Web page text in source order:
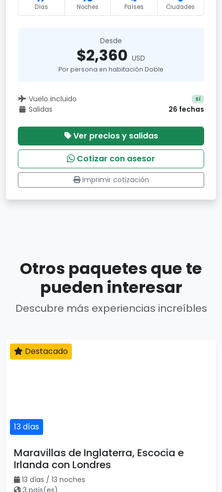
Días Noches Países Ciudades
Desde
$2,360 USD
Por persona en habitación Doble
Vuelo incluido Sí
Salidas 26 fechas
Ver precios y salidas
Cotizar con asesor
Imprimir cotización
Otros paquetes que te
pueden interesar
Descubre más experiencias increíbles
13 días
Destacado
Maravillas de Inglaterra, Escocia e
Irlanda con Londres
13 días / 13 noches
3 país(es)